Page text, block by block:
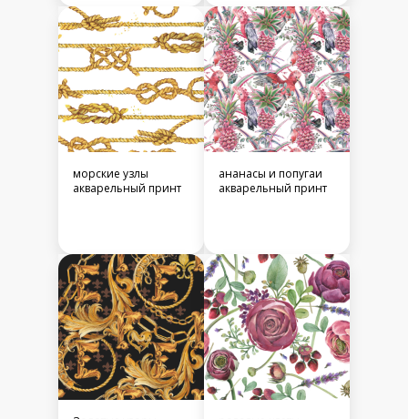
морские узлы
акварельный принт
ананасы и попугаи
акварельный принт